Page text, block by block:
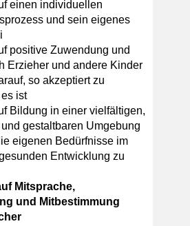
einen individuellen
und sein eigenes
positive Zuwendung und
Erzieher und andere Kinder
so akzeptiert zu
ist
Bildung in einer vielfältigen,
gestaltbaren Umgebung
eigenen Bedürfnisse im
Entwicklung zu
Mitsprache,
und Mitbestimmung